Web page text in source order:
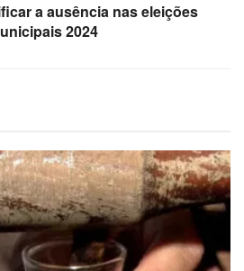
a ausência nas eleições
2024